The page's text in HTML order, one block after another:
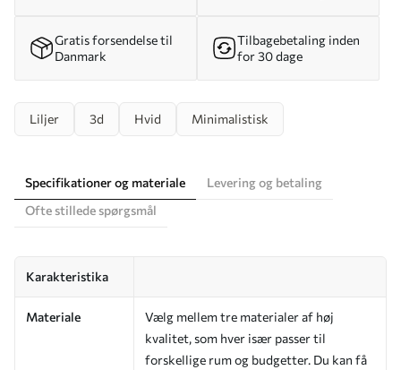
Gratis forsendelse til
Danmark
Tilbagebetaling inden
for 30 dage
Liljer 3d Hvid Minimalistisk
Specifikationer og materiale
Levering og betaling
Ofte stillede spørgsmål
Karakteristika
Materiale
Vælg mellem tre materialer af høj
kvalitet, som hver især passer til
forskellige rum og budgetter. Du kan få